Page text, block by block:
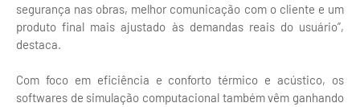
segurança nas obras, melhor comunicação com o cliente e um
produto final mais ajustado às demandas reais do usuário”,
destaca.
Com foco em eficiência e conforto térmico e acústico, os
softwares de simulação computacional também vêm ganhando